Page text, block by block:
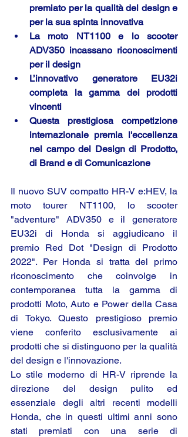
premiato per la qualità del design e
per la sua spinta innovativa
La moto NT1100 e lo scooter
ADV350 incassano riconoscimenti
per il design
L’innovativo generatore EU32i
completa la gamma dei prodotti
vincenti
Questa prestigiosa competizione
internazionale premia l'eccellenza
nel campo del Design di Prodotto,
di Brand e di Comunicazione
Il nuovo SUV compatto HR-V e:HEV, la
moto tourer NT1100, lo scooter
"adventure" ADV350 e il generatore
EU32i di Honda si aggiudicano il
premio Red Dot "Design di Prodotto
2022". Per Honda si tratta del primo
riconoscimento che coinvolge in
contemporanea tutta la gamma di
prodotti Moto, Auto e Power della Casa
di Tokyo. Questo prestigioso premio
viene conferito esclusivamente ai
prodotti che si distinguono per la qualità
del design e l'innovazione.
Lo stile moderno di HR-V riprende la
direzione del design pulito ed
essenziale degli altri recenti modelli
Honda, che in questi ultimi anni sono
stati premiati con una serie di